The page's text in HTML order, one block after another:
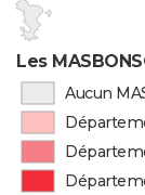
Les
Aucun